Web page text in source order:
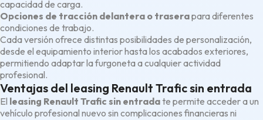
capacidad de carga.
Opciones de tracción delantera o traserapara diferentes
condiciones de trabajo.
Cada versión ofrece distintas posibilidades de personalización,
desde el equipamiento interior hasta los acabados exteriores,
permitiendo adaptar la furgoneta a cualquier actividad
profesional.
Ventajas del leasing Renault Trafic sin entrada
El leasing Renault Trafic sin entradate permite acceder a un
vehículo profesional nuevo sin complicaciones financieras ni